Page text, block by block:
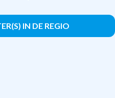
IN DE REGIO